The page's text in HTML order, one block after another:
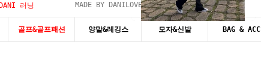
DANI 러닝 MADE BY DANILOVE 시즌20~50%세일
골프&골프패션 양말&레깅스 모자&신발 BAG & ACC